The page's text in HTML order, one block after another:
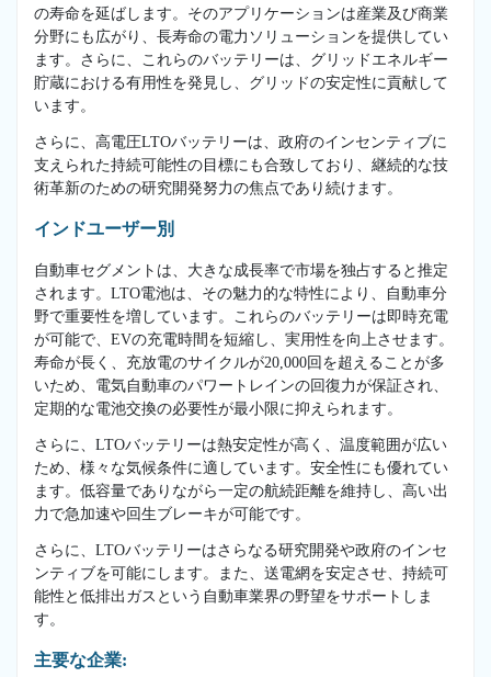
の寿命を延ばします。そのアプリケーションは産業及び商業
分野にも広がり、長寿命の電力ソリューションを提供してい
ます。さらに、これらのバッテリーは、グリッドエネルギー
貯蔵における有用性を発見し、グリッドの安定性に貢献して
います。
さらに、高電圧LTOバッテリーは、政府のインセンティブに
支えられた持続可能性の目標にも合致しており、継続的な技
術革新のための研究開発努力の焦点であり続けます。
インドユーザー別
自動車セグメントは、大きな成長率で市場を独占すると推定
されます。LTO電池は、その魅力的な特性により、自動車分
野で重要性を増しています。これらのバッテリーは即時充電
が可能で、EVの充電時間を短縮し、実用性を向上させます。
寿命が長く、充放電のサイクルが20,000回を超えることが多
いため、電気自動車のパワートレインの回復力が保証され、
定期的な電池交換の必要性が最小限に抑えられます。
さらに、LTOバッテリーは熱安定性が高く、温度範囲が広い
ため、様々な気候条件に適しています。安全性にも優れてい
ます。低容量でありながら一定の航続距離を維持し、高い出
力で急加速や回生ブレーキが可能です。
さらに、LTOバッテリーはさらなる研究開発や政府のインセ
ンティブを可能にします。また、送電網を安定させ、持続可
能性と低排出ガスという自動車業界の野望をサポートしま
す。
主要な企業: